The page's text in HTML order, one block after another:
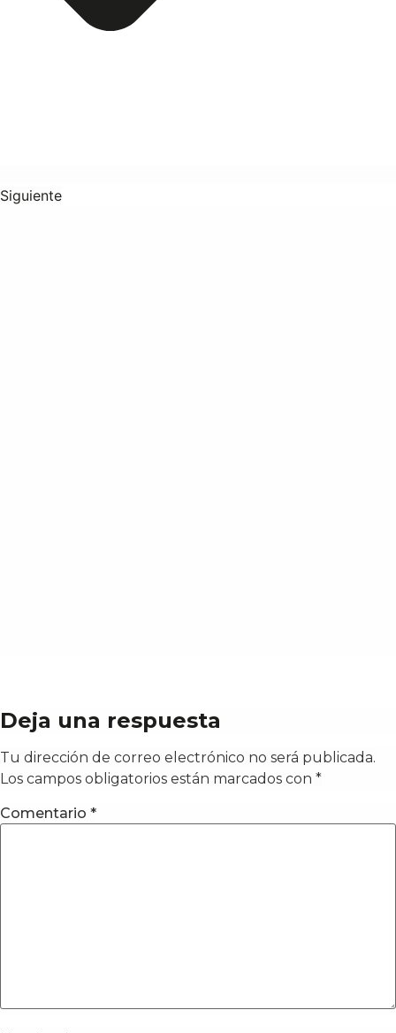
Siguiente
Deja una respuesta
Tu dirección de correo electrónico no será publicada.
Los campos obligatorios están marcados con *
Comentario *